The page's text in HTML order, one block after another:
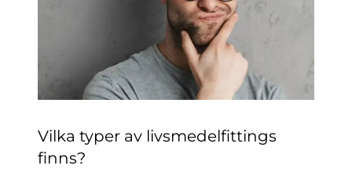
Vilka typer av livsmedelfittings
finns?